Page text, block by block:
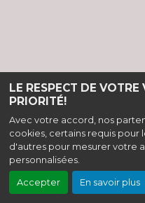
LE RESPECT DE VOTRE
PRIORITÉ!
Avec votre accord, nos
cookies, certains requis pour
d'autres pour mesurer votre
personnalisées.
Accepter En savoir plus